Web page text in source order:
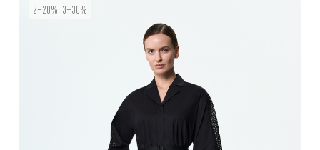
2=20%, 3=30%